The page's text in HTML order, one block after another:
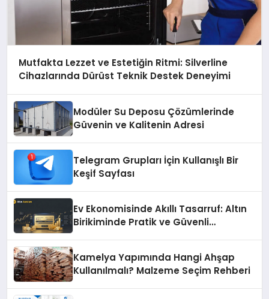
Mutfakta Lezzet ve Estetiğin Ritmi: Silverline
Cihazlarında Dürüst Teknik Destek Deneyimi
Modüler Su Deposu Çözümlerinde
Güvenin ve Kalitenin Adresi
Telegram Grupları İçin Kullanışlı Bir
Keşif Sayfası
Ev Ekonomisinde Akıllı Tasarruf: Altın
Birikiminde Pratik ve Güvenli
Kamelya Yapımında Hangi Ahşap
Kullanılmalı? Malzeme Seçim Rehberi